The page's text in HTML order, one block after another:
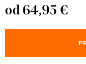
od64,95 €
cena: